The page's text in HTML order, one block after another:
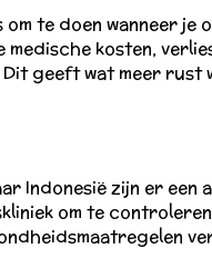
te doen wanneer je
kosten,
geeft wat meer rust
Indonesië zijn er een
om te